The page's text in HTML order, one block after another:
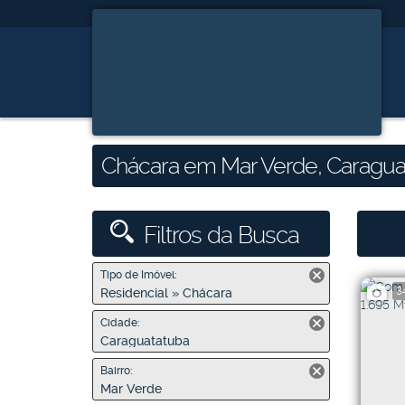
Chácara em Mar Verde,
Filtros da Busca
Tipo de Imóvel:
Residencial » Chácara
Cidade:
Caraguatatuba
Bairro:
Mar Verde